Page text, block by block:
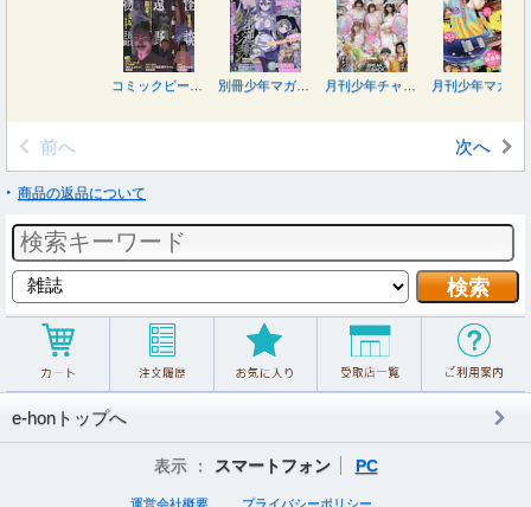
別冊少年マガジン ２０２６年９月号
前へ 次へ
商品の返品について
e-honトップへ
表示 ： スマートフォン PC
運営会社概要 プライバシーポリシー